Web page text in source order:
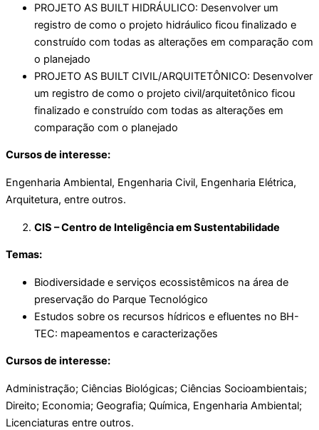
PROJETO AS BUILT HIDRÁULICO: Desenvolver um
registro de como o projeto hidráulico ficou finalizado e
construído com todas as alterações em comparação com
o planejado
PROJETO AS BUILT CIVIL/ARQUITETÔNICO: Desenvolver
um registro de como o projeto civil/arquitetônico ficou
finalizado e construído com todas as alterações em
comparação com o planejado
Cursos de interesse:
Engenharia Ambiental, Engenharia Civil, Engenharia Elétrica,
Arquitetura, entre outros.
CIS – Centro de Inteligência em Sustentabilidade
Temas:
Biodiversidade e serviços ecossistêmicos na área de
preservação do Parque Tecnológico
Estudos sobre os recursos hídricos e efluentes no BH-
TEC: mapeamentos e caracterizações
Cursos de interesse:
Administração; Ciências Biológicas; Ciências Socioambientais;
Direito; Economia; Geografia; Química, Engenharia Ambiental;
Licenciaturas entre outros.